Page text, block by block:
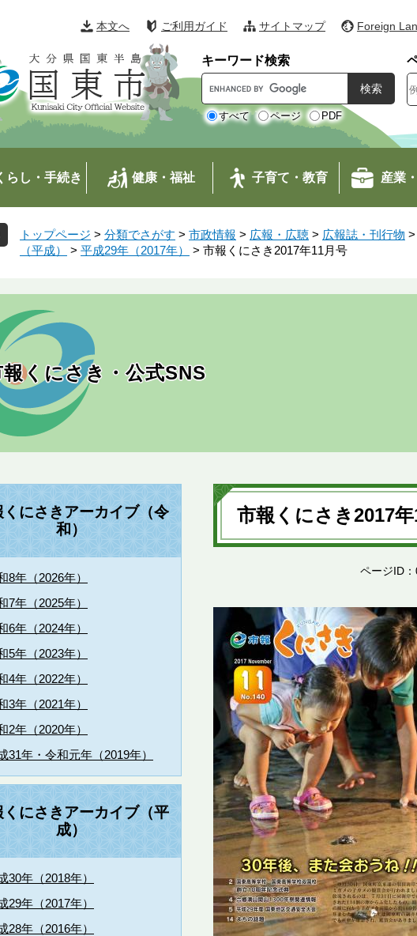
本文へ ご利用ガイド サイトマップ Foreign
キーワード検索
o
o
l
ム
検
すべて ページ PDF
らし・手続き 健康・福祉 子育て・教育 産業
トップページ > 分類でさがす > 市政情報 > 広報・広聴 > 広報誌・刊行物 >
（平成）
> 平成29年（2017年） > 市報くにさき2017年11月号
報くにさき・公式SNS
本
文
市報くにさき2017
ページID
くにさきアーカイブ（令
和）
8年（2026年）
7年（2025年）
6年（2024年）
5年（2023年）
4年（2022年）
3年（2021年）
2年（2020年）
31年・令和元年（2019年）
くにさきアーカイブ（平
成）
30年（2018年）
29年（2017年）
28年（2016年）